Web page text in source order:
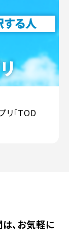
リ「TOD
、お気軽に